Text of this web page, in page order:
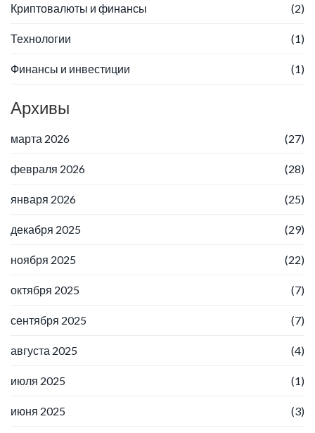
Криптовалюты и финансы (2)
Технологии (1)
Финансы и инвестиции (1)
Архивы
марта 2026 (27)
февраля 2026 (28)
января 2026 (25)
декабря 2025 (29)
ноября 2025 (22)
октября 2025 (7)
сентября 2025 (7)
августа 2025 (4)
июля 2025 (1)
июня 2025 (3)